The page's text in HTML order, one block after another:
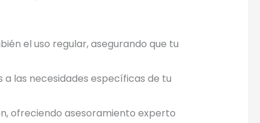
el uso regular, asegurando que tu
las necesidades específicas de tu
ofreciendo asesoramiento experto